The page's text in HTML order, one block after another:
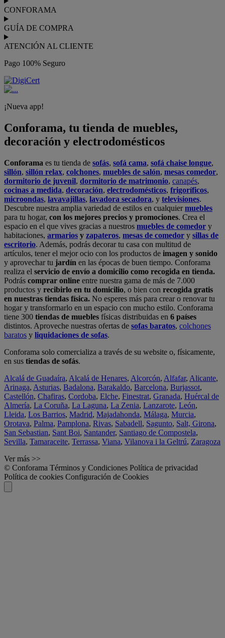
CONFORAMA
GUÍA DE COMPRA
ATENCIÓN AL CLIENTE
Pago 100% Seguro
¡Nueva app!
Conforama, tu tienda de muebles,
decoración y electrodomésticos
Conforama es tu tienda de sofás, sofá cama, sofá chaise longue,
sillón, sillón relax, colchones, muebles de salón, mesas comedor,
dormitorio de juvenil, dormitorio de matrimonio, canapés,
cocinas a medida, decoración, electrodomésticos, frigoríficos,
microondas, lavavajillas, lavadora secadora, y televisiones.
Descubre nuestra amplia variedad de estilos en cualquiermuebles
para tu hogar, con los mejores precios y promociones. Crea el
espacio en el que vives gracias a nuestros muebles de comedor y
habitaciones, armarios y zapateros, mesas de comedor y sillas de
escritorio. Además, podrás decorar tu casa con multitud de
artículos, tener el mejor ocio con los productos de imagen y sonido
y aprovechar tu jardín en las épocas de buen tiempo. Conforama
realiza el servicio de envío a domicilio como recogida en tienda.
Podrás comprar online entre nuestra gama de más de 7.000
productos y recibirlo en tu domicilio, o bien con recogida gratis
en nuestras tiendas física. No esperes más para crear o renovar tu
hogar y transformarlo en un espacio con mucho estilo. Conforama
tiene 300 tiendas de muebles físicas distribuidas en 6 países
distintos. Aproveche nuestras ofertas de sofas baratos, colchones
baratos y liquidaciones de sofas.
Conforama solo comercializa a través de su website o, físicamente,
en sus tiendas de sofás.
Alcalá de Guadaíra, Alcalá de Henares, Alcorcón, Alfafar, Alicante,
Arinaga, Asturias, Badalona, Barakaldo, Barcelona, Burjassot,
Castellón, Chafiras, Cordoba, Elche, Finestrat, Granada, Huércal de
Almería, La Coruña, La Laguna, La Zenia, Lanzarote, León,
Lleida, Los Barrios, Madrid, Majadahonda, Málaga, Murcia,
Orotava, Palma, Pamplona, Rivas, Sabadell, Sagunto, Salt, Girona,
San Sebastian, Sant Boi, Santander, Santiago de Compostela,
Sevilla, Tamaraceite, Terrassa, Viana, Vilanova i la Geltrú, Zaragoza
Ver más >>
© Conforama Términos y Condiciones Política de privacidad
Política de cookies Configuración de Cookies